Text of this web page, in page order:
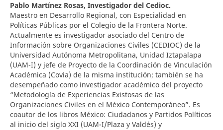
Pablo Martínez Rosas, Investigador del Cedioc.
Maestro en Desarrollo Regional, con Especialidad en
Políticas Públicas por el Colegio de la Frontera Norte.
Actualmente es investigador asociado del Centro de
Información sobre Organizaciones Civiles (CEDIOC) de la
Universidad Autónoma Metropolitana, Unidad Iztapalapa
(UAM-I) y jefe de Proyecto de la Coordinación de Vinculación
Académica (Covia) de la misma institución; también se ha
desempeñado como investigador académico del proyecto
“Metodología de Experiencias Existosas de las
Organizaciones Civiles en el México Contemporáneo”. Es
coautor de los libros México: Ciudadanos y Partidos Políticos
al inicio del siglo XXI (UAM-I/Plaza y Valdés) y